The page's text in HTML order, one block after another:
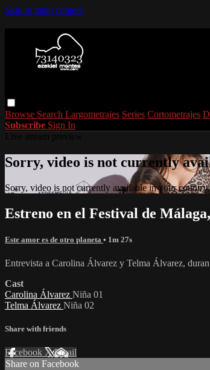
Skip to main content
Browse Search Largometrajes Series Cortometrajes
Subscribe Sign In
Sorry, video is not currently
Sorry, video is not currently available in your country
Estreno en el Festival de
Este amor es de otro planeta • 1m 27s
Entrevista a Carolina Álvarez y Telma Álvarez,
Cast
Carolina Álvarez Niña 01
Telma Álvarez Niña 02
Share with friends
Facebook XEmail
Share on Facebook